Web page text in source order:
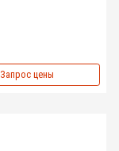
Запрос цены